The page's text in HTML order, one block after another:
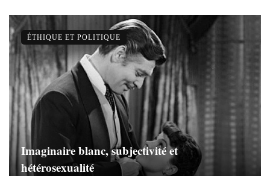
Imaginaire blanc, subjectivité et
hétérosexualité
ÉTHIQUE ET POLITIQUE